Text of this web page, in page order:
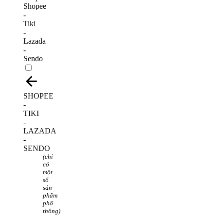
Shopee
-
Tiki
-
Lazada
-
Sendo
SHOPEE
-
TIKI
-
LAZADA
-
SENDO
(chỉ
có
một
số
sản
phẩm
phổ
thông)